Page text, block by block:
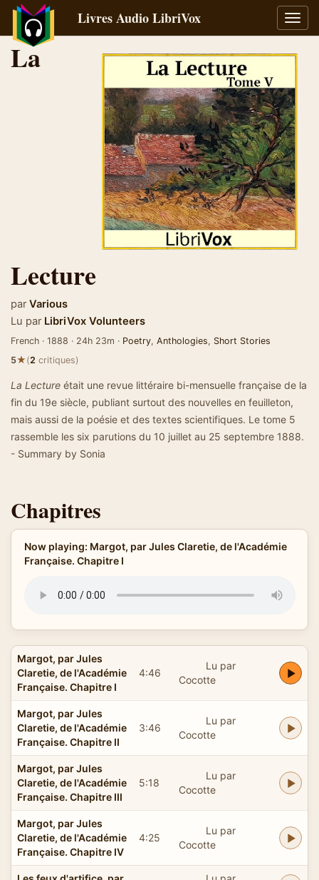
la
Livres Audio LibriVox
La
Lecture
par Various
Lu par LibriVox Volunteers
French · 1888 · 24h 23m · Poetry, Anthologies, Short Stories
5★(2 critiques)
La Lecture était une revue littéraire bi-mensuelle française de la
fin du 19e siècle, publiant surtout des nouvelles en feuilleton,
mais aussi de la poésie et des textes scientifiques. Le tome 5
rassemble les six parutions du 10 juillet au 25 septembre 1888.
- Summary by Sonia
Chapitres
Now playing: Margot, par Jules Claretie, de l'Académie
Française. Chapitre I
Margot, par Jules
Claretie, de l'Académie
Française. Chapitre I
4:46
Lu par
Cocotte
Margot, par Jules
Claretie, de l'Académie
Française. Chapitre II
3:46
Lu par
Cocotte
Margot, par Jules
Claretie, de l'Académie
Française. Chapitre III
5:18
Lu par
Cocotte
Margot, par Jules
Claretie, de l'Académie
Française. Chapitre IV
4:25
Lu par
Cocotte